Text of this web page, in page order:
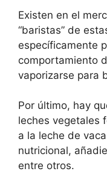
Existen en el
“baristas” de
específicamente
comportamiento
vaporizarse para
Por último, hay
leches vegetales
a la leche de
nutricional,
entre otros.